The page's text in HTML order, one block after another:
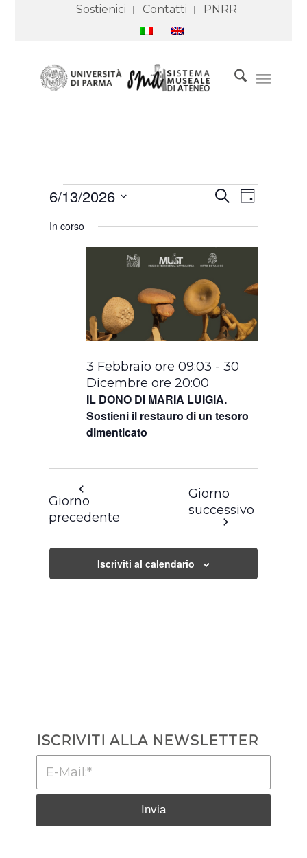
Sostienici Contatti PNRR
Eventi
for
2026
Eventi
Ricerca
Navigazione
CercaEvento
Viste
Giorno
6/13/2026
In corso
IL DONO DI MARIA LUIGIA.
Sostieni il restauro di un tesoro
dimenticato
3 Febbraio ore 09:03 -30
Dicembre ore 20:00
Giorno
precedente
Giorno
successivo
Iscriviti al calendario
ISCRIVITI ALLA NEWSLETTER